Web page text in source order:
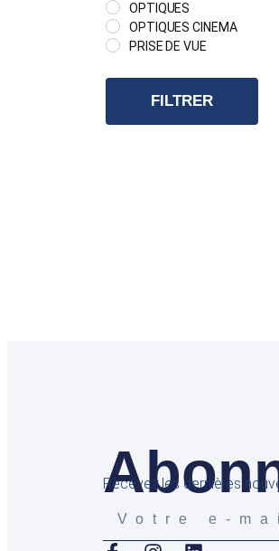
OPTIQUES
OPTIQUES CINEMA
PRISE DE VUE
FILTRER
Recevez les dernières